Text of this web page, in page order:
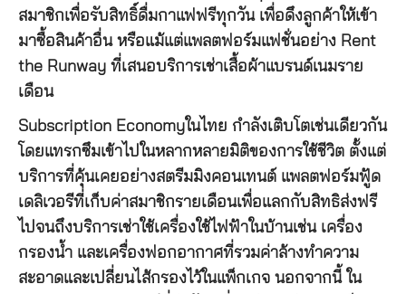
สมาชิกเพื่อรับสิทธิ์ดื่มกาแฟฟรีทุกวัน เพื่อดึงลูกค้าให้เข้า
มาซื้อสินค้าอื่น หรือแม้แต่แพลตฟอร์มแฟชั่นอย่าง Rent
the Runway ที่เสนอบริการเช่าเสื้อผ้าแบรนด์เนมราย
เดือน
Subscription Economyในไทย กำลังเติบโตเช่นเดียวกัน
โดยแทรกซึมเข้าไปในหลากหลายมิติของการใช้ชีวิต ตั้งแต่
บริการที่คุ้นเคยอย่างสตรีมมิงคอนเทนต์ แพลตฟอร์มฟู้ด
เดลิเวอรีที่เก็บค่าสมาชิกรายเดือนเพื่อแลกกับสิทธิส่งฟรี
ไปจนถึงบริการเช่าใช้เครื่องใช้ไฟฟ้าในบ้านเช่น เครื่อง
กรองน้ำ และเครื่องฟอกอากาศที่รวมค่าล้างทำความ
สะอาดและเปลี่ยนไส้กรองไว้ในแพ็กเกจ นอกจากนี้ ใน